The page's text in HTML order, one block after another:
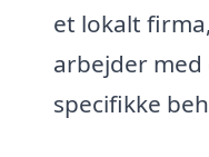
et lokalt
arbejder
specifikke